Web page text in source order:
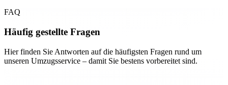
FAQ
Häufig gestellte Fragen
Hier finden Sie Antworten auf die häufigsten Fragen rund um
unseren Umzugsservice – damit Sie bestens vorbereitet sind.